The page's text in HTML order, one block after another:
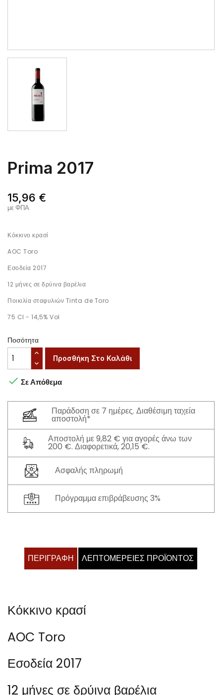
Prima 2017
15,96 €
με ΦΠΑ
Κόκκινο κρασί
AOC Toro
Εσοδεία 2017
12 μήνες σε δρύινα βαρέλια
Ποικιλία σταφυλιών Tinta de Toro
75 Cl - 14,5% Vol
Ποσότητα
Προσθήκη Στο Καλάθι
 Σε Απόθεμα
Παράδοση σε 7 ημέρες. Διαθέσιμη ταχεία
αποστολή*
Αποστολή με 9,82 € για αγορές άνω των
200 €. Διαφορετικά, 20,15 €.
Ασφαλής πληρωμή
Πρόγραμμα επιβράβευσης 3%
ΠΕΡΙΓΡΑΦΉ ΛΕΠΤΟΜΈΡΕΙΕΣ ΠΡΟΪΌΝΤΟΣ
Κόκκινο κρασί
AOC Toro
Εσοδεία 2017
12 μήνες σε δρύινα βαρέλια